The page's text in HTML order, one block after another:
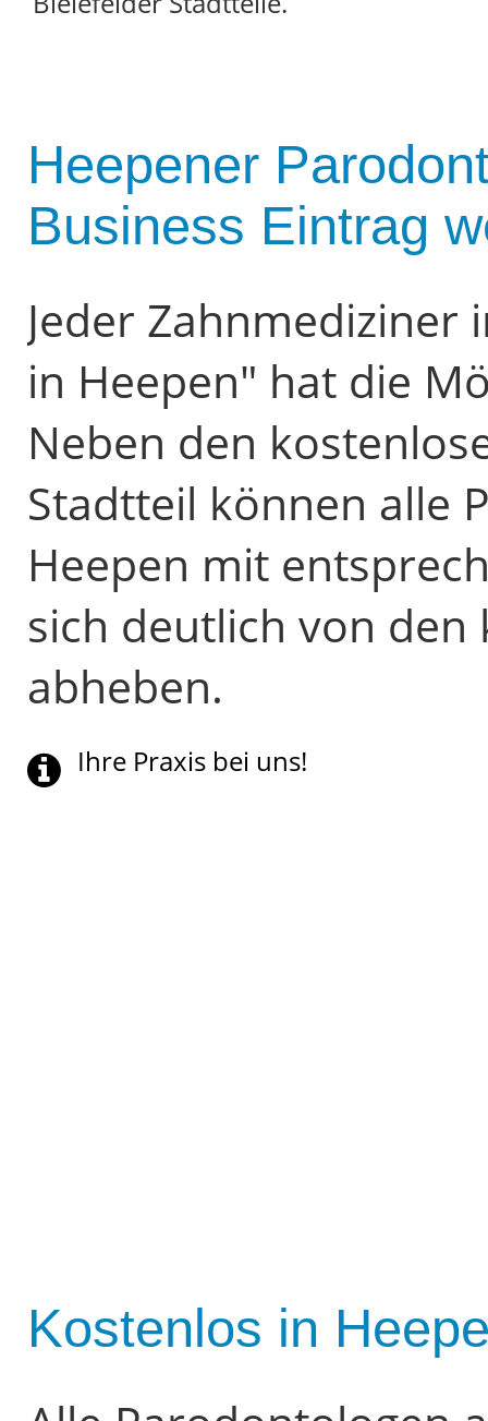
Heepener
Business Eintrag
Jeder
in Heepen" hat die
Neben den
Stadtteil können alle
Heepen mit
sich deutlich von
abheben.
Ihre Praxis bei uns!
Kostenlos in